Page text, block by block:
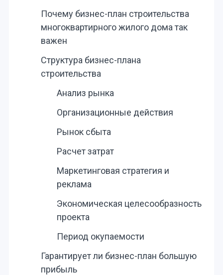
Почему бизнес-план строительства
многоквартирного жилого дома так
важен
Структура бизнес-плана
строительства
Анализ рынка
Организационные действия
Рынок сбыта
Расчет затрат
Маркетинговая стратегия и
реклама
Экономическая целесообразность
проекта
Период окупаемости
Гарантирует ли бизнес-план большую
прибыль